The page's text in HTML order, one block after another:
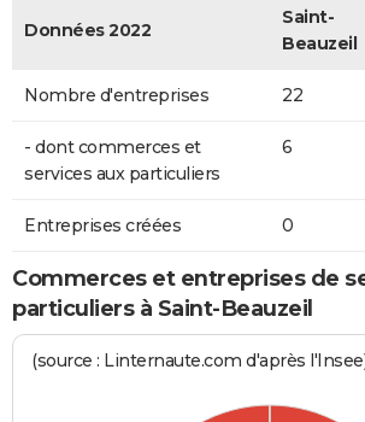
Données 2022
Saint-
Beauzeil
Nombre d'entreprises 22
- dont commerces et
services aux particuliers
6
Entreprises créées 0
Commerces et entreprises de
particuliers à Saint-Beauzeil
(source : Linternaute.com d'après